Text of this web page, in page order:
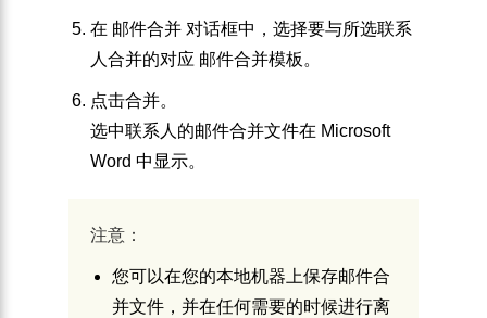
在 邮件合并对话框中，选择要与所选联系
人合并的对应 邮件合并模板 。
点击合并。
选中联系人的邮件合并文件在 Microsoft
Word 中显示。
注意：
您可以在您的本地机器上保存邮件合
并文件，并在任何需要的时候进行离